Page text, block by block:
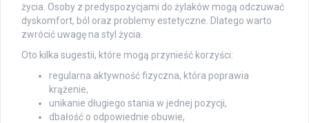
życia. Osoby z predyspozycjami do żylaków mogą odczuwać
dyskomfort, ból oraz problemy estetyczne. Dlatego warto
zwrócić uwagę na styl życia.
Oto kilka sugestii, które mogą przynieść korzyści:
regularna aktywność fizyczna, która poprawia
krążenie,
unikanie długiego stania w jednej pozycji,
dbałość o odpowiednie obuwie,